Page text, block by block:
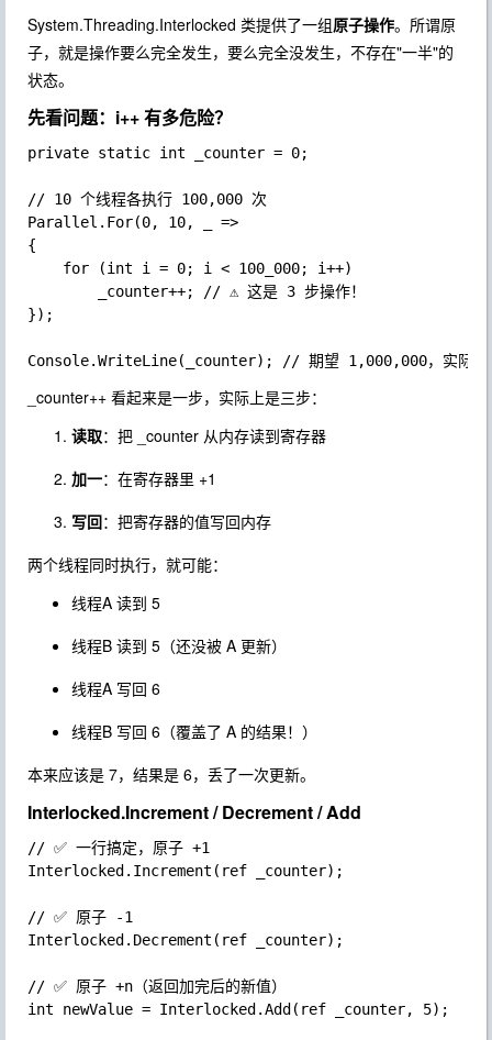
System.Threading.Interlocked 类提供了一组原子操作。所谓原
子，就是操作要么完全发生，要么完全没发生，不存在"一半"的
状态。
先看问题：i++ 有多危险？
private static int _counter = 0;
// 10 个线程各执行 100,000 次
Parallel.For(0, 10, _ =>
{
});
_counter++ 看起来是一步，实际上是三步：
读取：把 _counter 从内存读到寄存器
加一：在寄存器里 +1
写回：把寄存器的值写回内存
两个线程同时执行，就可能：
线程A 读到 5
线程B 读到 5（还没被 A 更新）
线程A 写回 6
线程B 写回 6（覆盖了 A 的结果！）
本来应该是 7，结果是 6，丢了一次更新。
Interlocked.Increment / Decrement / Add
// ✅ 一行搞定，原子 +1
Interlocked.Increment(ref _counter);
// ✅ 原子 -1
Interlocked.Decrement(ref _counter);
// ✅ 原子 +n（返回加完后的新值）
int newValue = Interlocked.Add(ref _counter, 5);